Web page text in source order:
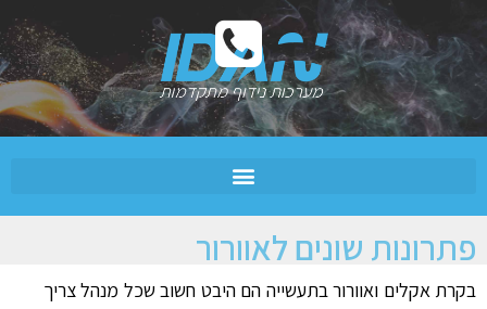
פתרונות שונים לאוורור
בקרת אקלים ואוורור בתעשייה הם היבט חשוב שכל מנהל צריך